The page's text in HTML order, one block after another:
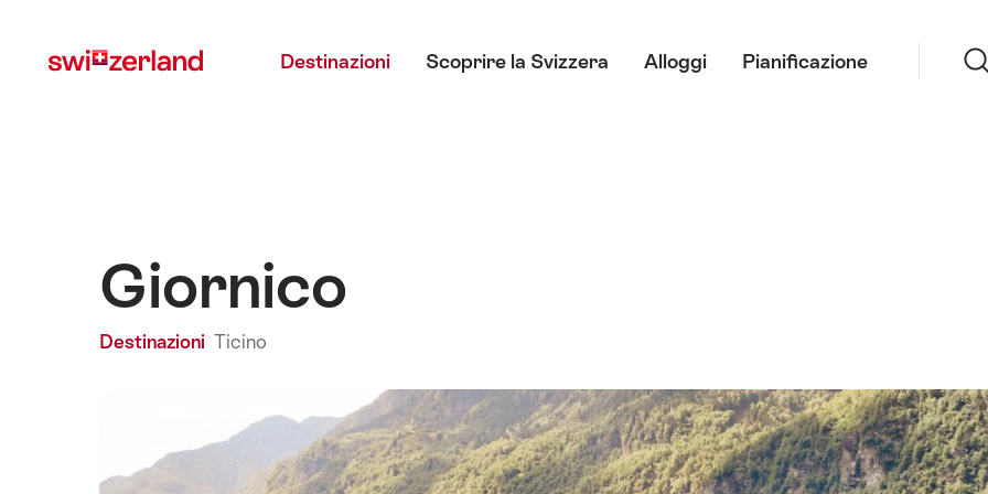
myswitzerland.com
Destinazioni Scoprire la Svizzera Alloggi Pianificazione
Giornico
Destinazioni Ticino